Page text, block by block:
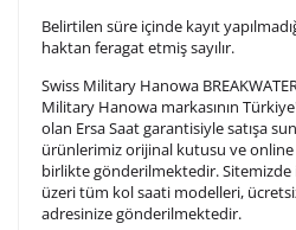
Kişiselleştirilmiş
ürünlerde
Belirtilen süre içinde kayıt
haktan feragat etmiş sayılır.
Swiss Military Hanowa
Military Hanowa markasının
olan Ersa Saat garantisiyle satışa
ürünlerimiz orijinal kutusu ve
birlikte gönderilmektedir. Sitemizde
üzeri tüm kol saati modelleri,
adresinize gönderilmektedir.